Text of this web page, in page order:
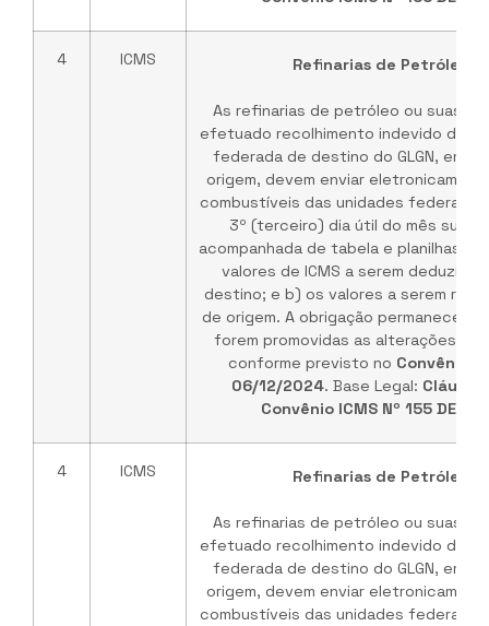
4 ICMS Refinarias de Petróleo /
As refinarias de petróleo ou suas
efetuado recolhimento indevido do
federada de destino do GLGN, em
origem, devem enviar
combustíveis das unidades
3º (terceiro) dia útil do mês
acompanhada de tabela e planilhas
valores de ICMS a serem
destino; e b) os valores a serem
de origem. A obrigação permanece
forem promovidas as alterações no
conforme previsto no Convênio
06/12/2024. Base Legal:
Convênio ICMS Nº 155 DE
4 ICMS Refinarias de Petróleo /
As refinarias de petróleo ou suas
efetuado recolhimento indevido do
federada de destino do GLGN, em
origem, devem enviar
combustíveis das unidades